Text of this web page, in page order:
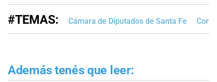
#TEMAS: Cámara de Diputados de Santa Fe
Además tenés que leer: